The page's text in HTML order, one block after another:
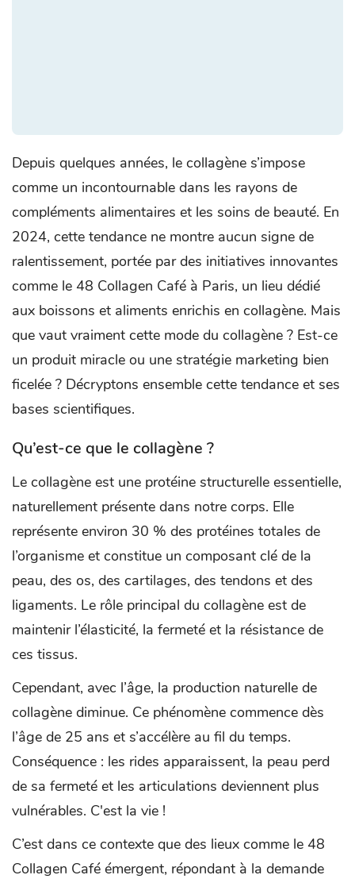
Depuis quelques années, le collagène s’impose
comme un incontournable dans les rayons de
compléments alimentaires et les soins de beauté. En
2024, cette tendance ne montre aucun signe de
ralentissement, portée par des initiatives innovantes
comme le 48 Collagen Café à Paris, un lieu dédié
aux boissons et aliments enrichis en collagène. Mais
que vaut vraiment cette mode du collagène ? Est-ce
un produit miracle ou une stratégie marketing bien
ficelée ? Décryptons ensemble cette tendance et ses
bases scientifiques.
Qu’est-ce que le collagène ?
Le collagène est une protéine structurelle essentielle,
naturellement présente dans notre corps. Elle
représente environ 30 % des protéines totales de
l’organisme et constitue un composant clé de la
peau, des os, des cartilages, des tendons et des
ligaments. Le rôle principal du collagène est de
maintenir l’élasticité, la fermeté et la résistance de
ces tissus.
Cependant, avec l’âge, la production naturelle de
collagène diminue. Ce phénomène commence dès
l’âge de 25 ans et s’accélère au fil du temps.
Conséquence : les rides apparaissent, la peau perd
de sa fermeté et les articulations deviennent plus
vulnérables. C'est la vie !
C’est dans ce contexte que des lieux comme le 48
Collagen Café émergent, répondant à la demande